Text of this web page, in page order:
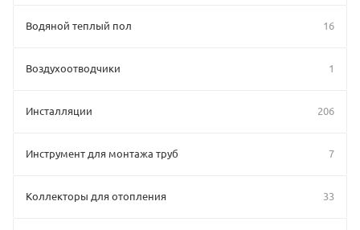
Водяной теплый пол 16
Воздухоотводчики 1
Инсталляции 206
Инструмент для монтажа труб 7
Коллекторы для отопления 33